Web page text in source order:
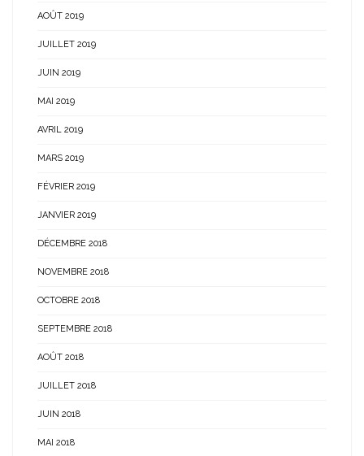
AOÛT 2019
JUILLET 2019
JUIN 2019
MAI 2019
AVRIL 2019
MARS 2019
FÉVRIER 2019
JANVIER 2019
DÉCEMBRE 2018
NOVEMBRE 2018
OCTOBRE 2018
SEPTEMBRE 2018
AOÛT 2018
JUILLET 2018
JUIN 2018
MAI 2018